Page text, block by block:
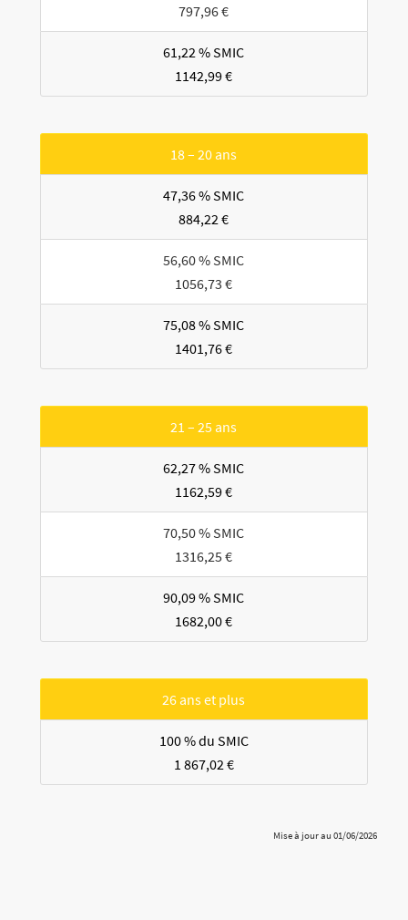
797,96 €
61,22 % SMIC
1142,99 €
18 – 20 ans
47,36 % SMIC
884,22 €
56,60 % SMIC
1056,73 €
75,08 % SMIC
1401,76 €
21 – 25 ans
62,27 % SMIC
1162,59 €
70,50 % SMIC
1316,25 €
90,09 % SMIC
1682,00 €
26 ans et plus
100 % du SMIC
1 867,02 €
Mise à jour au 01/06/2026